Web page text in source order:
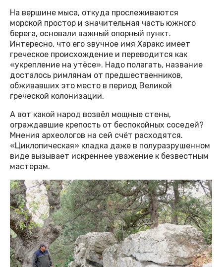
На вершине мыса, откуда прослеживаются
морской простор и значительная часть южного
берега, основали важный опорный пункт.
Интересно, что его звучное имя Харакс имеет
греческое происхождение и переводится как
«укрепление на утёсе». Надо полагать, название
досталось римлянам от предшественников,
обживавших это место в период Великой
греческой колонизации.
А вот какой народ возвёл мощные стены,
ограждавшие крепость от беспокойных соседей?
Мнения археологов на сей счёт расходятся.
«Циклопическая» кладка даже в полуразрушенном
виде вызывает искреннее уважение к безвестным
мастерам.